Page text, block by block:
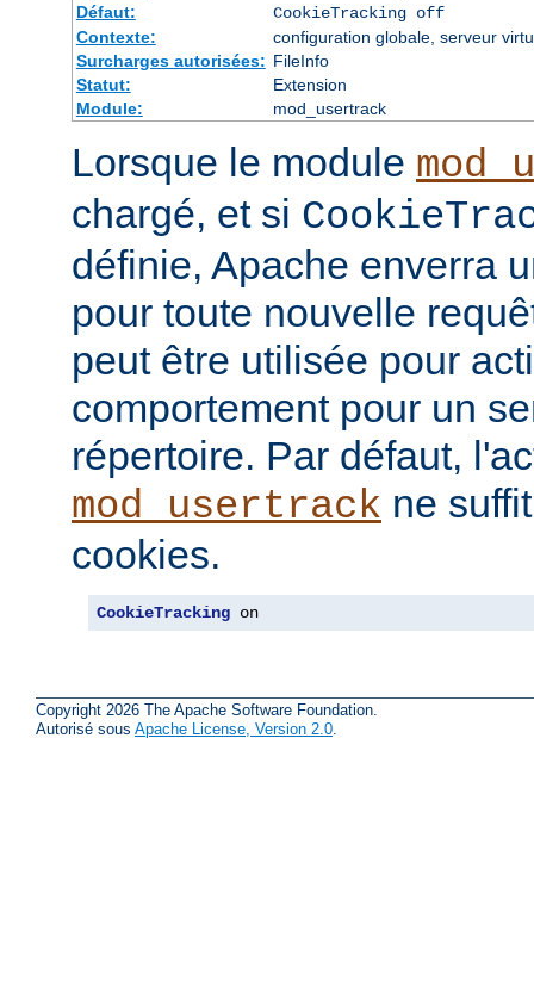
Défaut:
CookieTracking off
Contexte:
configuration globale, serveur
Surcharges autorisées: FileInfo
Statut:
Extension
Module:
mod_usertrack
Lorsque le module
chargé, et si
définie, Apache enverra
pour toute nouvelle
peut être utilisée pour
comportement pour un
répertoire. Par défaut,
mod_usertrack ne
cookies.
CookieTracking on
Copyright 2026 The Apache Software Foundation.
Autorisé sous Apache License, Version 2.0.